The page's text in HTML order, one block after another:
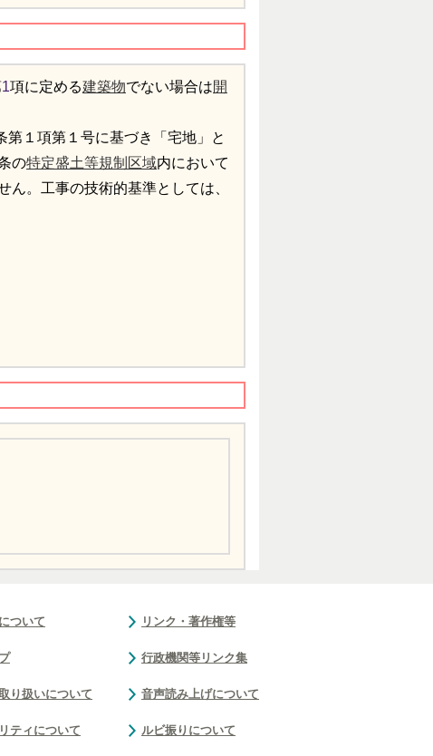
1項に定める建築物でない場合は開
１項第１号に基づき「宅地」と
の特定盛土等規制区域内において
。工事の技術的基準としては、
ついて
り扱いについて
ティについて
リンク・著作権等
行政機関等リンク集
音声読み上げについて
ルビ振りについて